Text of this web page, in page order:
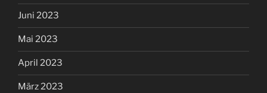
Juni 2023
Mai 2023
April 2023
März 2023